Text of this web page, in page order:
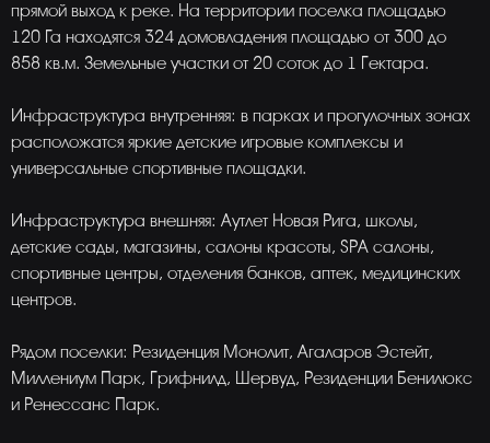
прямой выход к реке. На территории поселка площадью
120 Га находятся 324 домовладения площадью от 300 до
858 кв.м. Земельные участки от 20 соток до 1 Гектара.
Инфраструктура внутренняя: в парках и прогулочных зонах
расположатся яркие детские игровые комплексы и
универсальные спортивные площадки.
Инфраструктура внешняя: Аутлет Новая Рига, школы,
детские сады, магазины, салоны красоты, SPA салоны,
спортивные центры, отделения банков, аптек, медицинских
центров.
Рядом поселки: Резиденция Монолит, Агаларов Эстейт,
Миллениум Парк, Грифнилд, Шервуд, Резиденции Бенилюкс
и Ренессанс Парк.